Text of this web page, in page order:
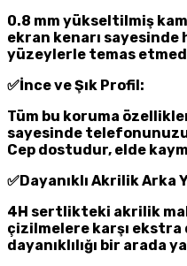
0.8 mm yükseltilmiş
ekran kenarı sayesinde
yüzeylerle temas
✅İnce ve Şık Profil:
Tüm bu koruma
sayesinde
Cep dostudur, elde
✅Dayanıklı Akrilik Arka
4H sertlikteki akrilik
çizilmelere karşı ekstra
dayanıklılığı bir arada